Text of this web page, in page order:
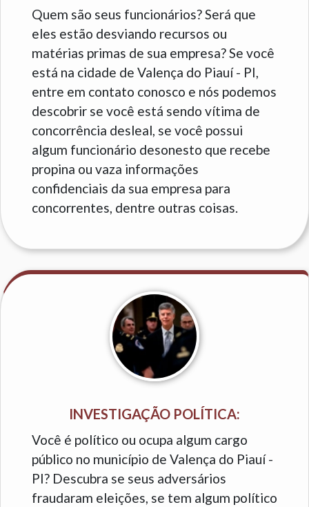
Quem são seus funcionários? Será que
eles estão desviando recursos ou
matérias primas de sua empresa? Se você
está na cidade de Valença do Piauí - PI,
entre em contato conosco e nós podemos
descobrir se você está sendo vítima de
concorrência desleal, se você possui
algum funcionário desonesto que recebe
propina ou vaza informações
confidenciais da sua empresa para
concorrentes, dentre outras coisas.
INVESTIGAÇÃO POLÍTICA:
Você é político ou ocupa algum cargo
público no município de Valença do Piauí -
PI? Descubra se seus adversários
fraudaram eleições, se tem algum político